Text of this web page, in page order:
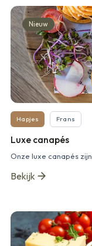
Nieuw
Hapjes Frans
Luxe canapés
Onze luxe canapés
Bekijk